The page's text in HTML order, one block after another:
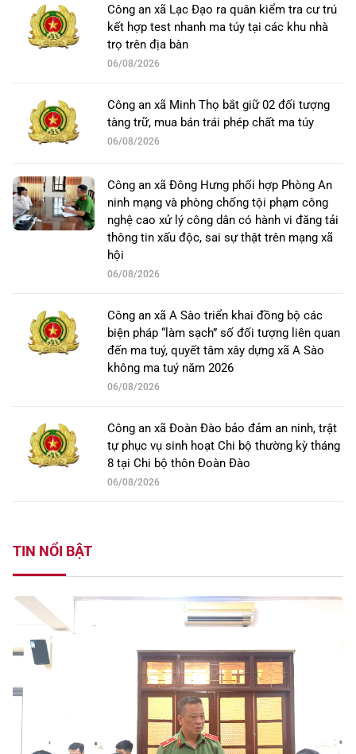
Công an xã Lạc Đạo ra quân kiểm tra cư trú
kết hợp test nhanh ma túy tại các khu nhà
trọ trên địa bàn
06/08/2026
Công an xã Minh Thọ bắt giữ 02 đối tượng
tàng trữ, mua bán trái phép chất ma túy
06/08/2026
Công an xã Đông Hưng phối hợp Phòng An
ninh mạng và phòng chống tội phạm công
nghệ cao xử lý công dân có hành vi đăng tải
thông tin xấu độc, sai sự thật trên mạng xã
hội
06/08/2026
Công an xã A Sào triển khai đồng bộ các
biện pháp “làm sạch” số đối tượng liên quan
đến ma tuý, quyết tâm xây dựng xã A Sào
không ma tuý năm 2026
06/08/2026
Công an xã Đoàn Đào bảo đảm an ninh, trật
tự phục vụ sinh hoạt Chi bộ thường kỳ tháng
8 tại Chi bộ thôn Đoàn Đào
06/08/2026
TIN NỔI BẬT